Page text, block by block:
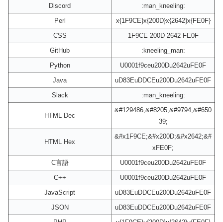
Discord
:man_kneeling:
Perl
x{1F9CE}x{200D}x{2642}x{FE0F}
CSS
1F9CE 200D 2642 FE0F
GitHub
:kneeling_man:
Python
U0001f9ceu200Du2642uFE0F
Java
uD83EuDDCEu200Du2642uFE0F
Slack
:man_kneeling:
HTML Dec
&#129486;&#8205;&#9794;&#650
39;
HTML Hex
&#x1F9CE;&#x200D;&#x2642;&#
xFE0F;
C言語
U0001f9ceu200Du2642uFE0F
C++
U0001f9ceu200Du2642uFE0F
JavaScript
uD83EuDDCEu200Du2642uFE0F
JSON
uD83EuDDCEu200Du2642uFE0F